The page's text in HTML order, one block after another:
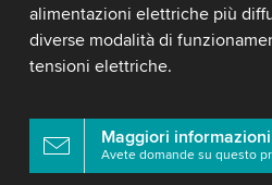
alimentazioni elettriche più
diverse modalità di
tensioni elettriche.
Maggiori informazioni